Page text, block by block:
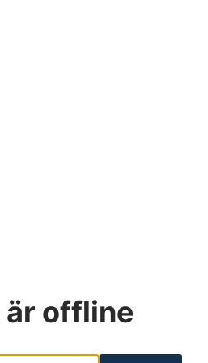
är offline